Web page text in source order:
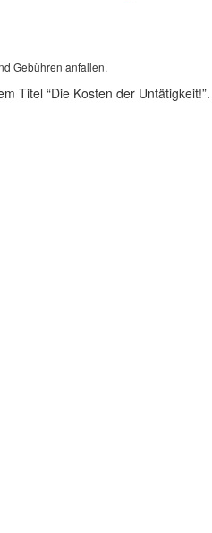
Gebühren anfallen.
Titel “Die Kosten der Untätigkeit!”.